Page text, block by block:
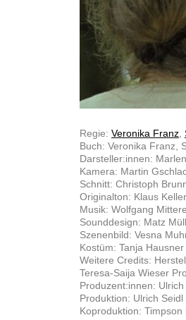
Regie: Veronika Franz
Buch: Veronika Franz,
Darsteller:innen:
Kamera: Martin
Schnitt: Christoph
Originalton: Klaus
Musik: Wolfgang
Sounddesign: Matz
Szenenbild: Vesna
Kostüm: Tanja Hausner
Weitere Credits:
Teresa-Saija Wieser
Produzent:innen:
Produktion: Ulrich
Koproduktion: Timpson